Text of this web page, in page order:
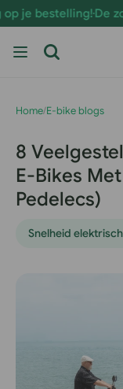
de
De
Home/E-bike blogs
8
E-Bikes
Pedelecs)
Snelheid